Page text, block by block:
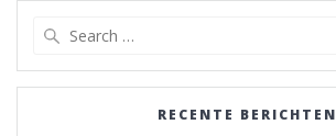
RECENTE BERICHTEN